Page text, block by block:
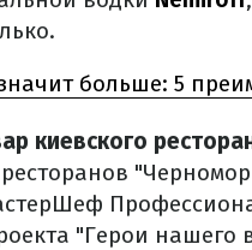
больше: 5
киевского
"Герои нашего